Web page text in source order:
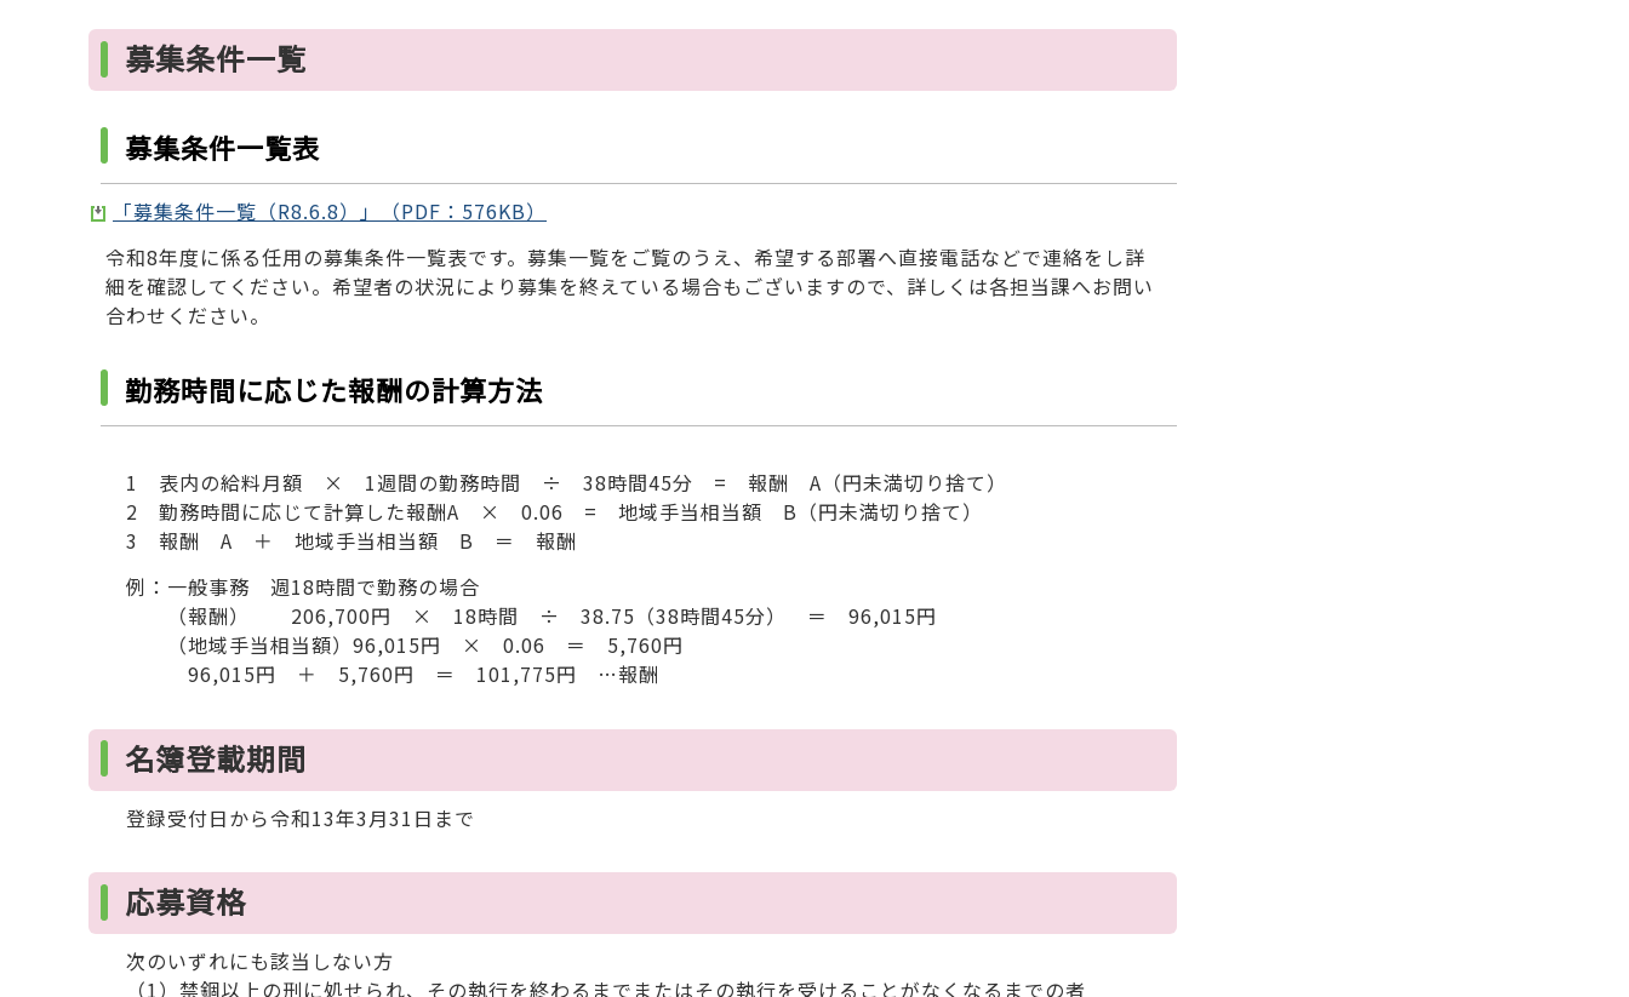
募集条件一覧
募集条件一覧表
「募集条件一覧（R8.6.8）」（PDF：576KB）
令和8年度に係る任用の募集条件一覧表です。募集一覧をご覧のうえ、希望する部署へ直接電話などで連絡をし詳
細を確認してください。希望者の状況により募集を終えている場合もございますので、詳しくは各担当課へお問い
合わせください。
勤務時間に応じた報酬の計算方法
1 表内の給料月額 × 1週間の勤務時間 ÷ 38時間45分 = 報酬 A（円未満切り捨て）
2 勤務時間に応じて計算した報酬A × 0.06 = 地域手当相当額 B（円未満切り捨て）
3 報酬 A ＋ 地域手当相当額 B ＝ 報酬
例：一般事務 週18時間で勤務の場合
（報酬） 206,700円 × 18時間 ÷ 38.75（38時間45分） ＝ 96,015円
（地域手当相当額）96,015円 × 0.06 ＝ 5,760円
96,015円 ＋ 5,760円 ＝ 101,775円 …報酬
名簿登載期間
登録受付日から令和13年3月31日まで
応募資格
次のいずれにも該当しない方
（1）禁錮以上の刑に処せられ、その執行を終わるまでまたはその執行を受けることがなくなるまでの者